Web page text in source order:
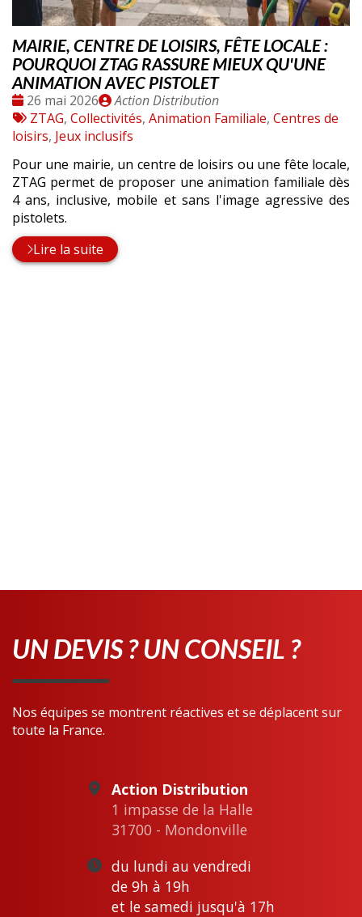
MAIRIE, CENTRE DE LOISIRS, FÊTE LOCALE :
POURQUOI ZTAG RASSURE MIEUX QU'UNE
ANIMATION AVEC PISTOLET
Date
:
26 mai 2026
Publié
par
Action Distribution
Tags
:
ZTAG, Collectivités, Animation Familiale, Centres de
loisirs, Jeux inclusifs
Pour une mairie, un centre de loisirs ou une fête locale,
ZTAG permet de proposer une animation familiale dès
4 ans, inclusive, mobile et sans l'image agressive des
pistolets.
Lire la suite
UN DEVIS ? UN CONSEIL ?
Nos équipes se montrent réactives et se déplacent sur
toute la France.
Action Distribution
1 impasse de la Halle
31700 - Mondonville
du lundi au vendredi
de 9h à 19h
et le samedi jusqu'à 17h